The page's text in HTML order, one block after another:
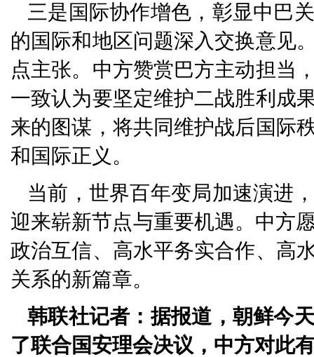
三是国际协作增色，彰显中巴
的国际和地区问题深入交换意见
点主张。中方赞赏巴方主动担当
一致认为要坚定维护二战胜利成
来的图谋，将共同维护战后国际
和国际正义。
当前，世界百年变局加速演进
迎来崭新节点与重要机遇。中方
政治互信、高水平务实合作、高
关系的新篇章。
韩联社记者：据报道，朝鲜今
了联合国安理会决议，中方对此